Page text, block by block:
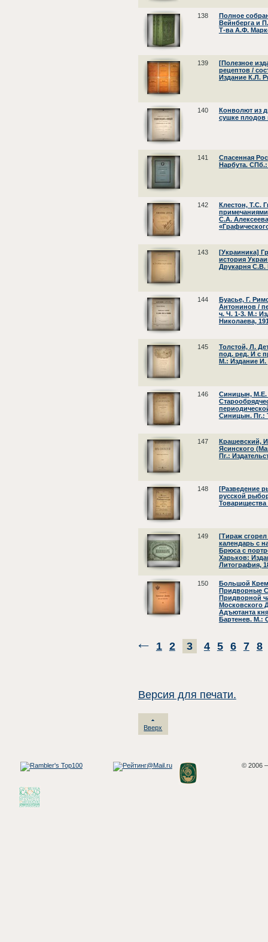
138
Полное
Вейнберга и
Т-ва А.Ф.
139
[Полезное
рецептов /
Издание К.Л.
140
Конволют из
сушке
141
Спасенная
Нарбута.
142
Клестон, Т.С.
С.А.
143
[Украиника]
история
Друкарня С.В.
144
Буасье, Г.
Антонинов /
ч. Ч. 1-3. М.:
Николаева,
145
Толстой, Л.
под. ред. И с
М.: Издание И.
146
Синицын, М.Е.
Синицын. Пг.:
147
Крашевский,
Ясинского
Пг.:
148
[Разведение
русской
Товарищества
149
[Тираж
календарь с
Брюса с
Харьков:
Литография,
150
Большой
Придворные
Придворной
Московского
Адъютанта
Бартенев. М.:
1 2 3 4 5 6 7 8
Версия для печати.
Вверх
© 2006